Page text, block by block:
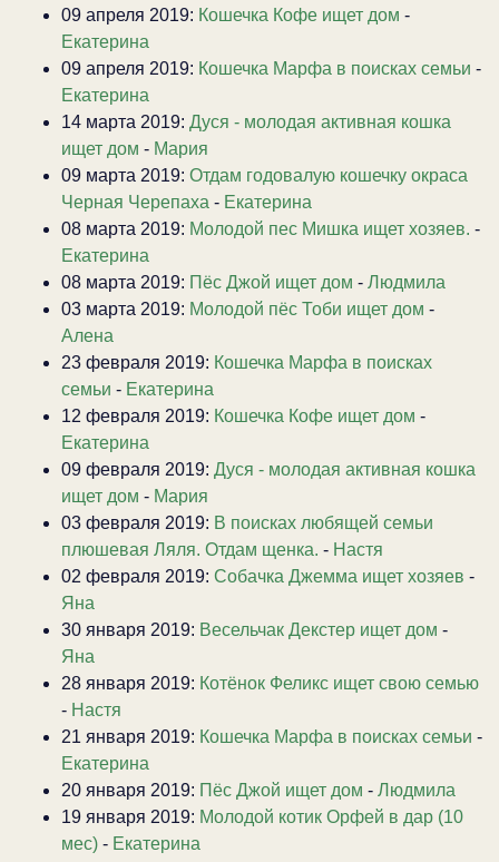
09 апреля 2019: Кошечка Кофе ищет дом -
Екатерина
09 апреля 2019: Кошечка Марфа в поисках семьи -
Екатерина
14 марта 2019: Дуся - молодая активная кошка
ищет дом - Мария
09 марта 2019: Отдам годовалую кошечку окраса
Черная Черепаха - Екатерина
08 марта 2019: Молодой пес Мишка ищет хозяев. -
Екатерина
08 марта 2019: Пёс Джой ищет дом - Людмила
03 марта 2019: Молодой пёс Тоби ищет дом -
Алена
23 февраля 2019: Кошечка Марфа в поисках
семьи - Екатерина
12 февраля 2019: Кошечка Кофе ищет дом -
Екатерина
09 февраля 2019: Дуся - молодая активная кошка
ищет дом - Мария
03 февраля 2019: В поисках любящей семьи
плюшевая Ляля. Отдам щенка. - Настя
02 февраля 2019: Собачка Джемма ищет хозяев -
Яна
30 января 2019: Весельчак Декстер ищет дом -
Яна
28 января 2019: Котёнок Феликс ищет свою семью
- Настя
21 января 2019: Кошечка Марфа в поисках семьи -
Екатерина
20 января 2019: Пёс Джой ищет дом - Людмила
19 января 2019: Молодой котик Орфей в дар (10
мес) - Екатерина